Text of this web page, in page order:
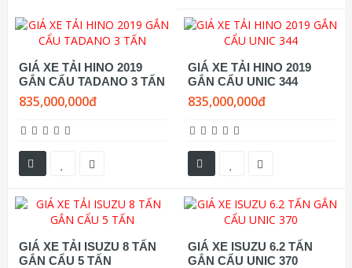
GIÁ XE TẢI HINO 2019
GẮN CẨU TADANO 3 TẤN
835,000,000đ
GIÁ XE TẢI HINO 2019
GẮN CẨU UNIC 344
835,000,000đ
GIÁ XE TẢI ISUZU 8 TẤN
GẮN CẨU 5 TẤN
GIÁ XE ISUZU 6.2 TẤN
GẮN CẨU UNIC 370